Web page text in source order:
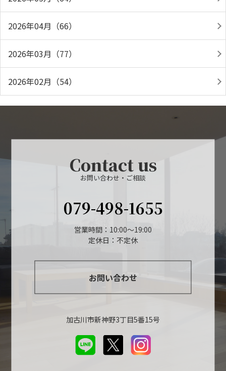
2026年04月（66）
2026年03月（77）
2026年02月（54）
Contact us
お問い合わせ・ご相談
079-498-1655
営業時間：10:00～19:00
定休日：不定休
お問い合わせ
加古川市新神野3丁目5番15号